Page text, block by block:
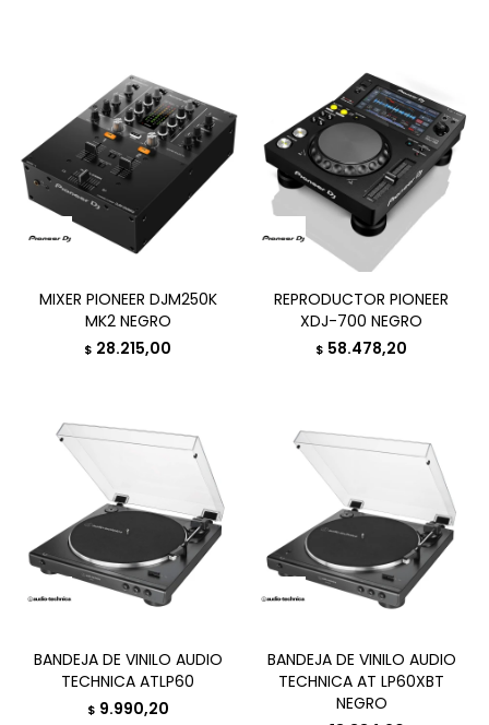
MIXER PIONEER DJM250K
MK2 NEGRO
$ 28.215,00
REPRODUCTOR PIONEER
XDJ-700 NEGRO
$ 58.478,20
BANDEJA DE VINILO AUDIO
TECHNICA ATLP60
$ 9.990,20
BANDEJA DE VINILO AUDIO
TECHNICA AT LP60XBT
NEGRO